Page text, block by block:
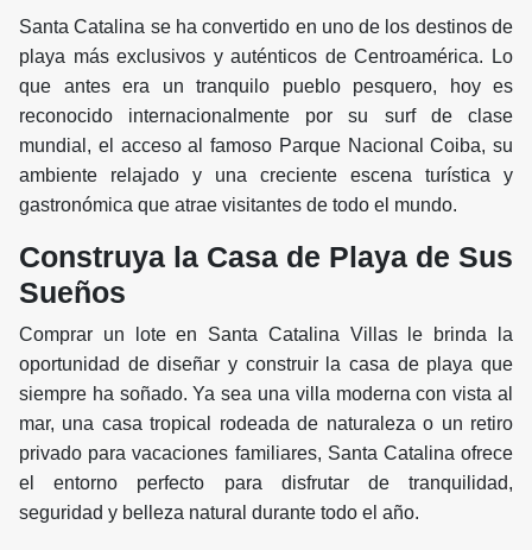
Santa Catalina se ha convertido en uno de los destinos de
playa más exclusivos y auténticos de Centroamérica. Lo
que antes era un tranquilo pueblo pesquero, hoy es
reconocido internacionalmente por su surf de clase
mundial, el acceso al famoso Parque Nacional Coiba, su
ambiente relajado y una creciente escena turística y
gastronómica que atrae visitantes de todo el mundo.
Construya la Casa de Playa de Sus
Sueños
Comprar un lote en Santa Catalina Villas le brinda la
oportunidad de diseñar y construir la casa de playa que
siempre ha soñado. Ya sea una villa moderna con vista al
mar, una casa tropical rodeada de naturaleza o un retiro
privado para vacaciones familiares, Santa Catalina ofrece
el entorno perfecto para disfrutar de tranquilidad,
seguridad y belleza natural durante todo el año.